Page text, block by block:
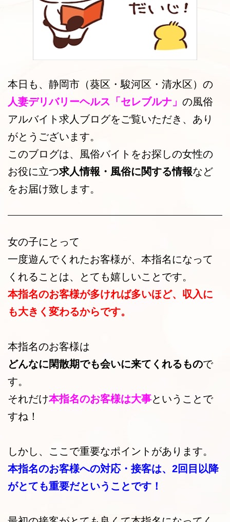
本日も、静岡市（葵区・駿河区・清水区）の
人妻デリバリーヘルス「セレブルナ」 の風俗
アルバイト求人ブログをご覧いただき、あり
がとうございます。
このブログは、風俗バイトをお探しの女性の
お役に立つ求人情報・風俗に関する情報など
をお届け致します。
女の子にとって
一度遊んでくれたお客様が、本指名になって
くれることは、とても嬉しいことです。
本指名のお客様が多ければ多いほど、収入に
も大きく変わるからです。
本指名のお客様は
どんなに閑散期でも会いに来てくれるもので
す。
それだけ本指名のお客様は大事ということで
すね！
しかし、ここで重要なポイントがあります。
本指名のお客様への対応・接客は、2回目以降
がとても重要だということです！